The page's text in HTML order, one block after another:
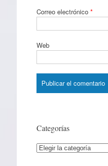
Correo electrónico *
Web
Categorías
Categorías